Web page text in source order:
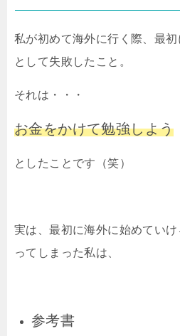
私が初めて海外に行く際、最
として失敗したこと。
それは・・・
お金をかけて勉強しよう
としたことです（笑）
実は、最初に海外に始めてい
ってしまった私は、
参考書